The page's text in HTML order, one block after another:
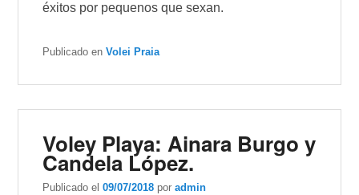
éxitos por pequenos que sexan.
Publicado en Volei Praia
Voley Playa: Ainara Burgo y
Candela López.
Publicado el09/07/2018 poradmin